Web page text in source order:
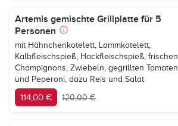
Artemis gemischte Grillplatte für 5
Personen
mit Hähnchenkotelett, Lammkotelett,
Kalbfleischspieß, Hackfleischspieß, frischen
Champignons, Zwiebeln, gegrillten Tomaten
und Peperoni, dazu Reis und Salat
114,00 € 120,00 €